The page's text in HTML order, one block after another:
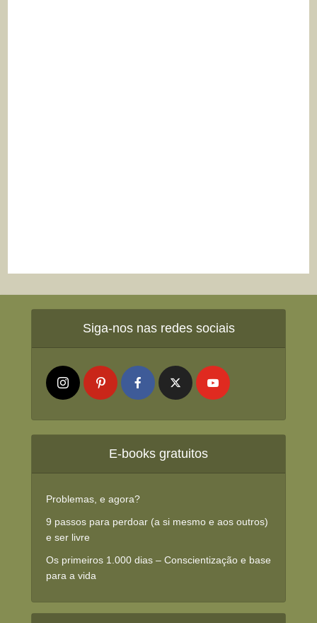
Siga-nos nas redes sociais
E-books gratuitos
Problemas, e agora?
9 passos para perdoar (a si mesmo e aos outros)
e ser livre
Os primeiros 1.000 dias – Conscientização e base
para a vida